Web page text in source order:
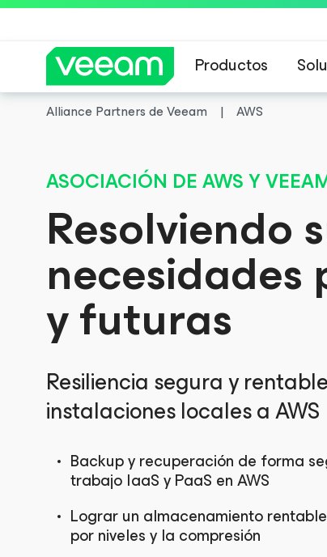
Productos
Alliance Partners de Veeam AWS
Guía de
ASOCIACIÓN DE AWS Y
Resolviendo
necesidades
y futuras
Resiliencia segura y
instalaciones locales a AWS
Backup y recuperación de forma
trabajo IaaS y PaaS en AWS
Lograr un almacenamiento
por niveles y la compresión